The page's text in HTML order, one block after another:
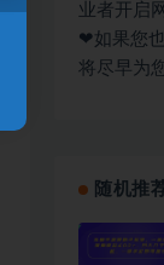
业者开启
❤如果您
将尽早为
随机推